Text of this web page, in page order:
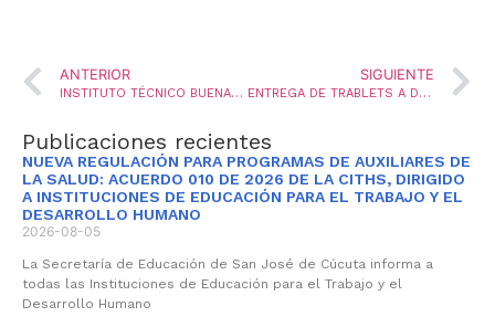
ANTERIOR
INSTITUTO TÉCNICO BUENA ESPERANZA Y SUS SEDES, EL PLOMO, LA ESPERANZA, LAS VACAS, LONDRES Y SEDE PRINCIPAL
SIGUIENTE
ENTREGA DE TRABLETS A DOCENTES QUE REALIZARON DIPLOMADO DE COMPUTADORES PARA EDUCAR
Publicaciones recientes
NUEVA REGULACIÓN PARA PROGRAMAS DE AUXILIARES DE
LA SALUD: ACUERDO 010 DE 2026 DE LA CITHS, DIRIGIDO
A INSTITUCIONES DE EDUCACIÓN PARA EL TRABAJO Y EL
DESARROLLO HUMANO
2026-08-05
La Secretaría de Educación de San José de Cúcuta informa a
todas las Instituciones de Educación para el Trabajo y el
Desarrollo Humano